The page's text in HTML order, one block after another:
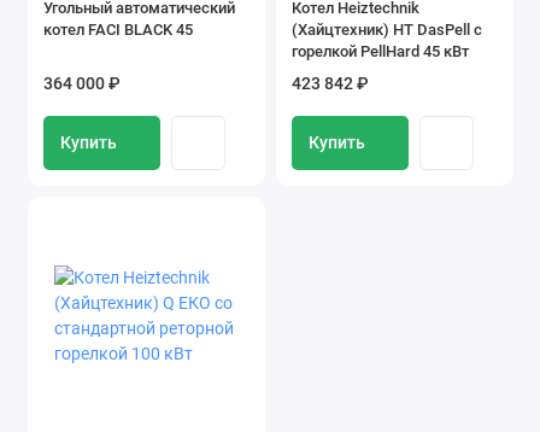
Угольный автоматический
котел FACI BLACK 45
364 000 ₽
Купить
Котел Heiztechnik
(Хайцтехник) HT DasPell с
горелкой PellHard 45 кВт
423 842 ₽
Купить